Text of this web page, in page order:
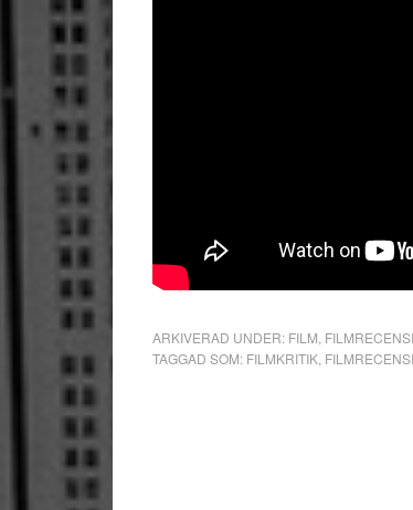
ARKIVERAD UNDER: FILM
TAGGAD SOM: FILMKRITIK